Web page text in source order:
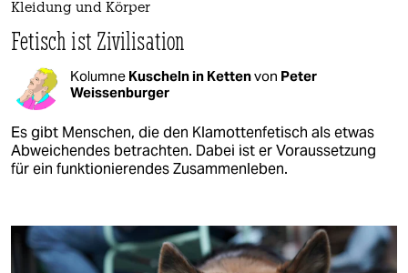
Kleidung und Körper
Fetisch ist Zivilisation
Kolumne Kuscheln in Kettenvon Peter
Weissenburger
Es gibt Menschen, die den Klamottenfetisch als etwas
Abweichendes betrachten. Dabei ist er Voraussetzung
für ein funktionierendes Zusammenleben.